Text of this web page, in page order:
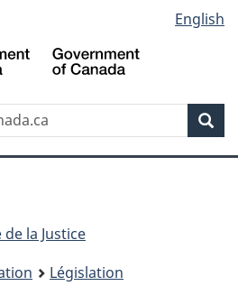
au
contenu
propos
de
la
HTML
simplifiée
English
la Justice
Législation